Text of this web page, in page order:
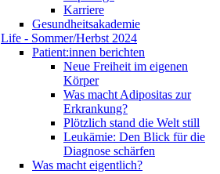
Karriere
Gesundheitsakademie
Life - Sommer/Herbst 2024
Patient:innen berichten
Neue Freiheit im eigenen
Körper
Was macht Adipositas zur
Erkrankung?
Plötzlich stand die Welt still
Leukämie: Den Blick für die
Diagnose schärfen
Was macht eigentlich?